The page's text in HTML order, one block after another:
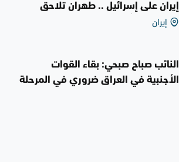
إيران على إسرائيل .. طهران تلاحق
إعلاميين وكُتاب
إيران
النائب صباح صبحي: بقاء القوات
الأجنبية في العراق ضروري في المرحلة